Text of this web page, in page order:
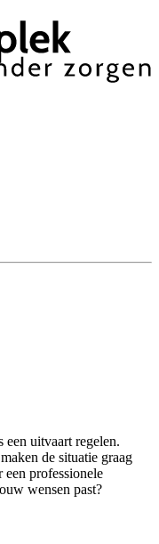
uitvaart regelen.
de situatie graag
professionele
wensen past?